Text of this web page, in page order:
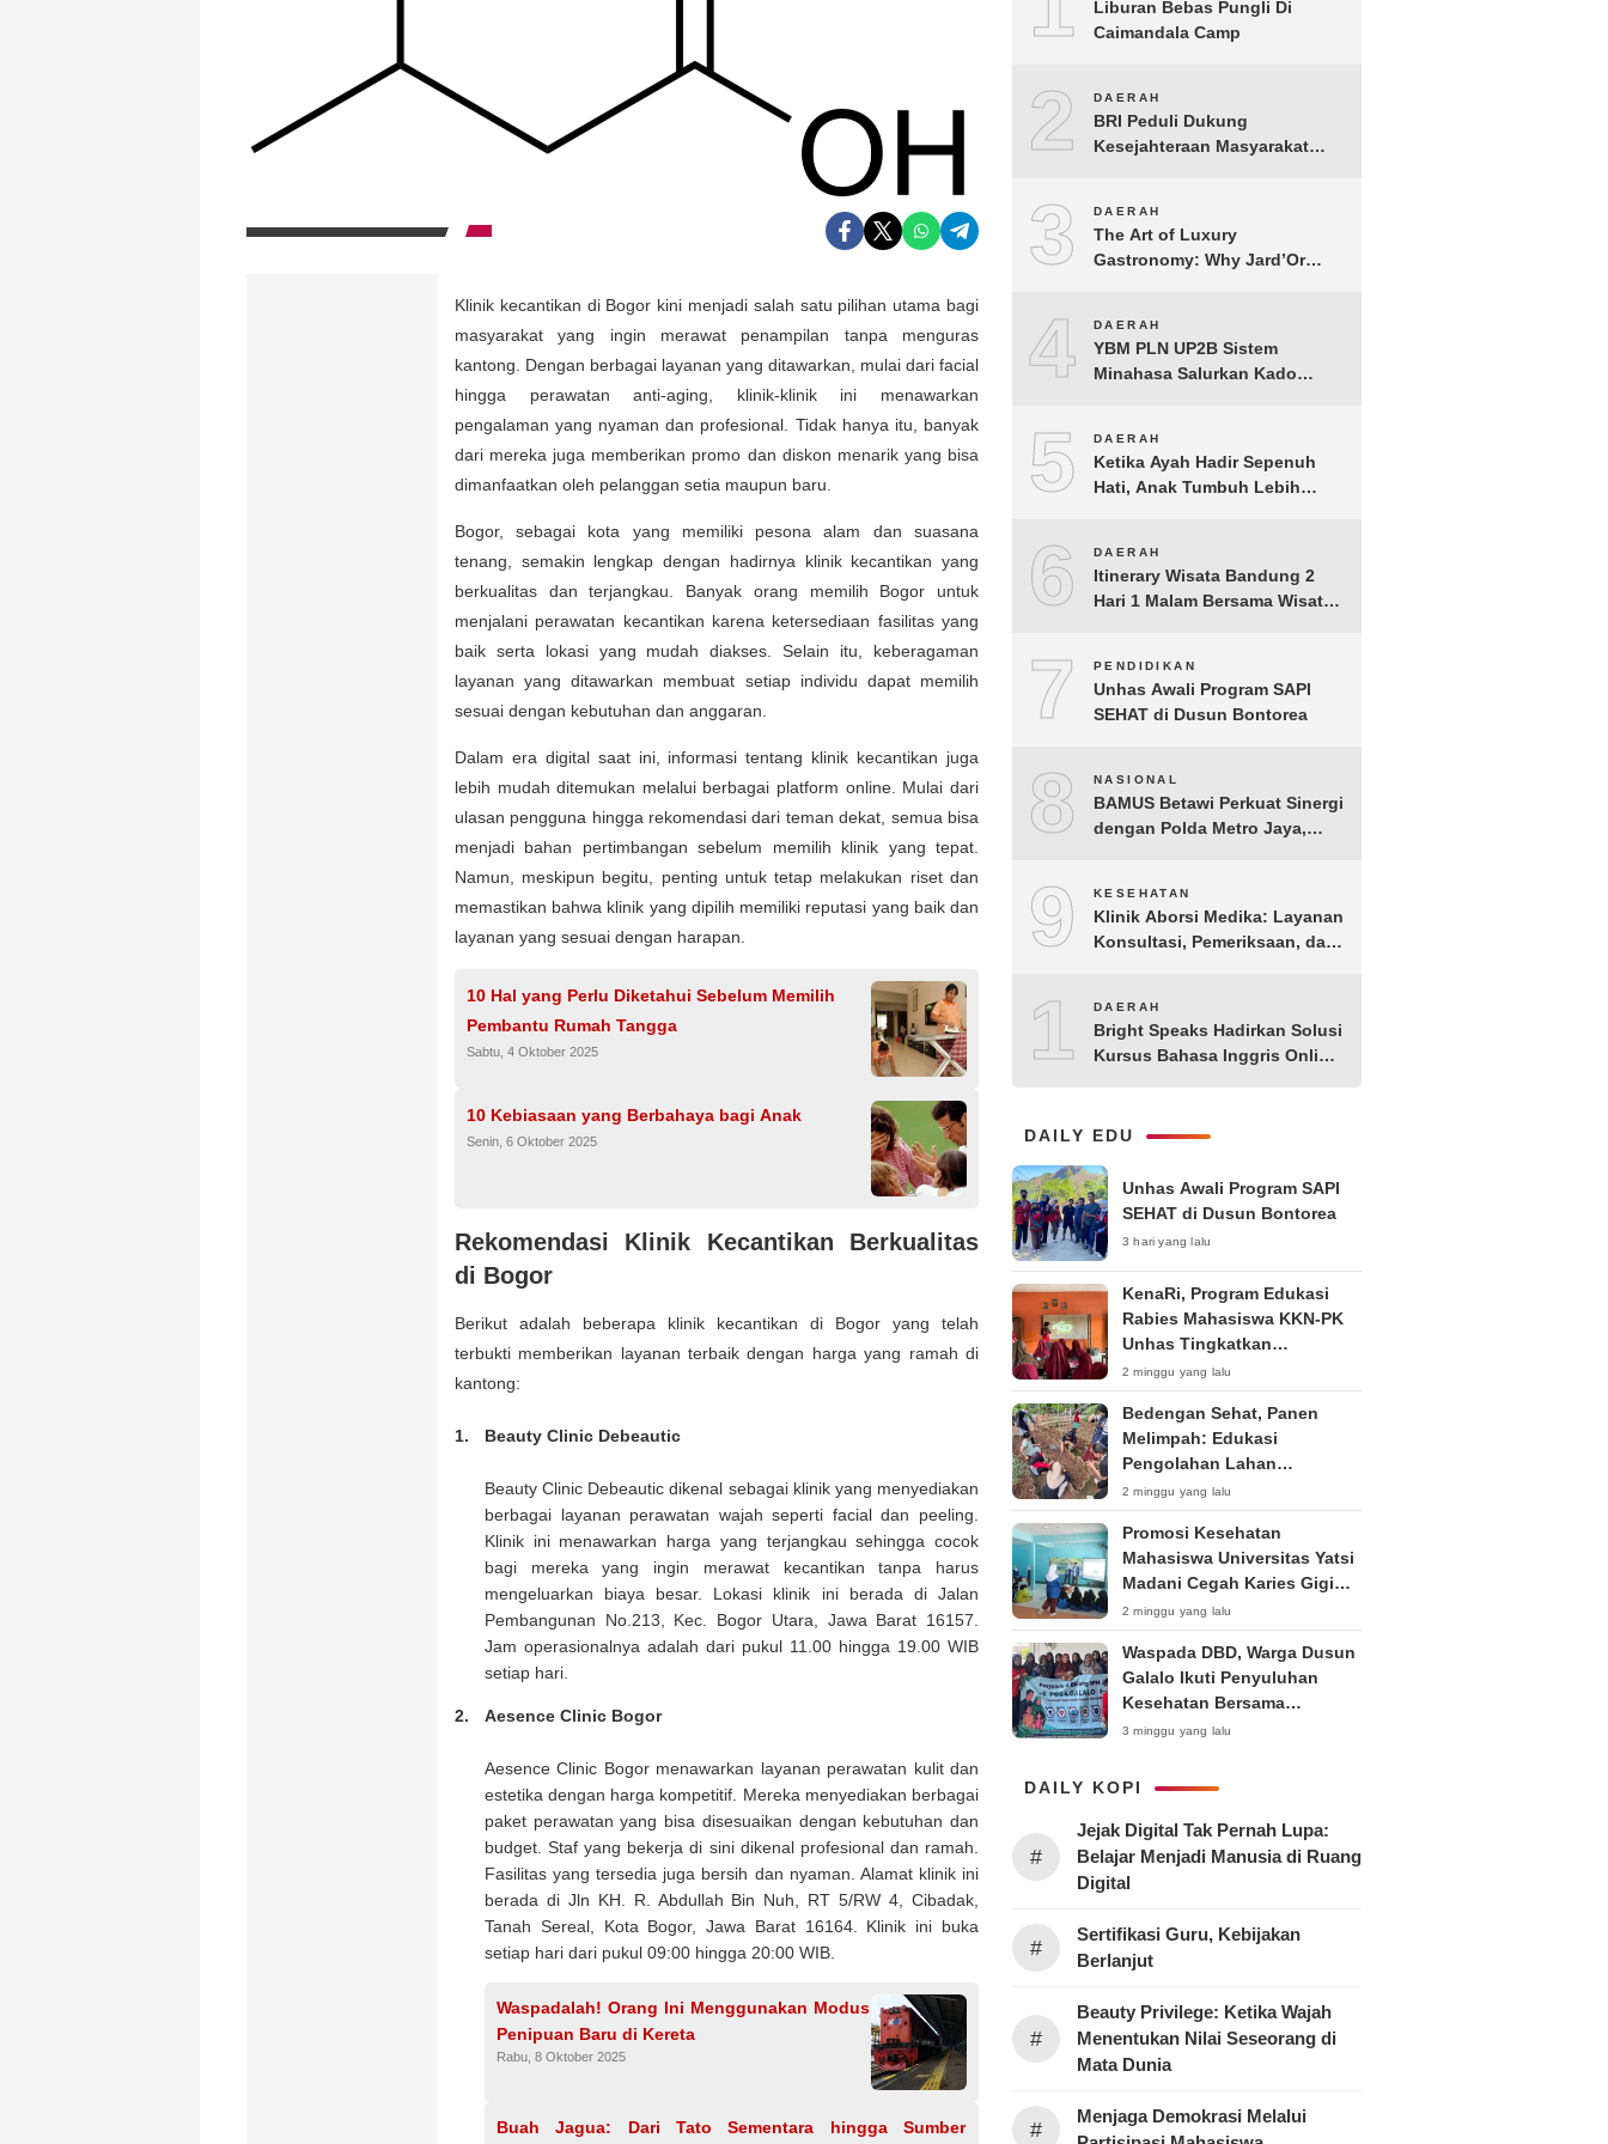
Klinik kecantikan di Bogor kini menjadi salah satu pilihan utama bagi
masyarakat yang ingin merawat penampilan tanpa menguras
kantong. Dengan berbagai layanan yang ditawarkan, mulai dari facial
hingga perawatan anti-aging, klinik-klinik ini menawarkan
pengalaman yang nyaman dan profesional. Tidak hanya itu, banyak
dari mereka juga memberikan promo dan diskon menarik yang bisa
dimanfaatkan oleh pelanggan setia maupun baru.
Bogor, sebagai kota yang memiliki pesona alam dan suasana
tenang, semakin lengkap dengan hadirnya klinik kecantikan yang
berkualitas dan terjangkau. Banyak orang memilih Bogor untuk
menjalani perawatan kecantikan karena ketersediaan fasilitas yang
baik serta lokasi yang mudah diakses. Selain itu, keberagaman
layanan yang ditawarkan membuat setiap individu dapat memilih
sesuai dengan kebutuhan dan anggaran.
Dalam era digital saat ini, informasi tentang klinik kecantikan juga
lebih mudah ditemukan melalui berbagai platform online. Mulai dari
ulasan pengguna hingga rekomendasi dari teman dekat, semua bisa
menjadi bahan pertimbangan sebelum memilih klinik yang tepat.
Namun, meskipun begitu, penting untuk tetap melakukan riset dan
memastikan bahwa klinik yang dipilih memiliki reputasi yang baik dan
layanan yang sesuai dengan harapan.
10 Hal yang Perlu Diketahui Sebelum Memilih
Pembantu Rumah Tangga
Sabtu, 4 Oktober 2025
10 Kebiasaan yang Berbahaya bagi Anak
Senin, 6 Oktober 2025
Rekomendasi Klinik Kecantikan Berkualitas
di Bogor
Berikut adalah beberapa klinik kecantikan di Bogor yang telah
terbukti memberikan layanan terbaik dengan harga yang ramah di
kantong:
Beauty Clinic Debeautic
Beauty Clinic Debeautic dikenal sebagai klinik yang menyediakan
berbagai layanan perawatan wajah seperti facial dan peeling.
Klinik ini menawarkan harga yang terjangkau sehingga cocok
bagi mereka yang ingin merawat kecantikan tanpa harus
mengeluarkan biaya besar. Lokasi klinik ini berada di Jalan
Pembangunan No.213, Kec. Bogor Utara, Jawa Barat 16157.
Jam operasionalnya adalah dari pukul 11.00 hingga 19.00 WIB
setiap hari.
Aesence Clinic Bogor
Aesence Clinic Bogor menawarkan layanan perawatan kulit dan
estetika dengan harga kompetitif. Mereka menyediakan berbagai
paket perawatan yang bisa disesuaikan dengan kebutuhan dan
budget. Staf yang bekerja di sini dikenal profesional dan ramah.
Fasilitas yang tersedia juga bersih dan nyaman. Alamat klinik ini
berada di Jln KH. R. Abdullah Bin Nuh, RT 5/RW 4, Cibadak,
Tanah Sereal, Kota Bogor, Jawa Barat 16164. Klinik ini buka
setiap hari dari pukul 09:00 hingga 20:00 WIB.
Waspadalah! Orang Ini Menggunakan Modus
Penipuan Baru di Kereta
Rabu, 8 Oktober 2025
Buah Jagua: Dari Tato Sementara hingga Sumber
Liburan Bebas Pungli Di
Caimandala Camp
2 DAERAH
BRI Peduli Dukung
Kesejahteraan Masyarakat
3 DAERAH
The Art of Luxury
Gastronomy: Why Jard’Or
4 DAERAH
YBM PLN UP2B Sistem
Minahasa Salurkan Kado
Tomohon
5 DAERAH
Ketika Ayah Hadir Sepenuh
Hati, Anak Tumbuh Lebih
6 DAERAH
Itinerary Wisata Bandung 2
Hari 1 Malam Bersama Wisata
7 PENDIDIKAN
Unhas Awali Program SAPI
SEHAT di Dusun Bontorea
8 NASIONAL
BAMUS Betawi Perkuat Sinergi
dengan Polda Metro Jaya,
Kondusif Jelang HUT ke-81
Republik Indonesia
9 KESEHATAN
Klinik Aborsi Medika: Layanan
Konsultasi, Pemeriksaan, dan
10DAERAH
Bright Speaks Hadirkan Solusi
Kursus Bahasa Inggris Online
Bicara
DAILY EDU
Unhas Awali Program SAPI
SEHAT di Dusun Bontorea
3 hari yang lalu
KenaRi, Program Edukasi
Rabies Mahasiswa KKN-PK
Unhas Tingkatkan
Kesadaran Siswa SD Negeri 4
Maccorawalie
2 minggu yang lalu
Bedengan Sehat, Panen
Melimpah: Edukasi
Pengolahan Lahan
Bedengan Organik bagi KWT
dan Ibu PKK RT 04 RW 01
Kelurahan Pakintelan
2 minggu yang lalu
Promosi Kesehatan
Mahasiswa Universitas Yatsi
Madani Cegah Karies Gigi
Anak
2 minggu yang lalu
Waspada DBD, Warga Dusun
Galalo Ikuti Penyuluhan
Kesehatan Bersama
Mahasiswa Pemberdayaan
Surabaya 2026
3 minggu yang lalu
DAILY KOPI
#
Jejak Digital Tak Pernah Lupa:
Belajar Menjadi Manusia di Ruang
Digital
#
Sertifikasi Guru, Kebijakan
Berlanjut
#
Beauty Privilege: Ketika Wajah
Menentukan Nilai Seseorang di
Mata Dunia
#
Menjaga Demokrasi Melalui